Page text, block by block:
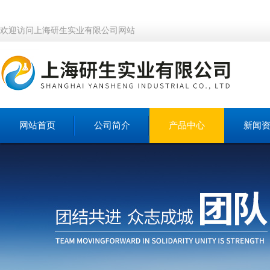
欢迎访问上海研生实业有限公司网站
网站首页 公司简介 产品中心 新闻